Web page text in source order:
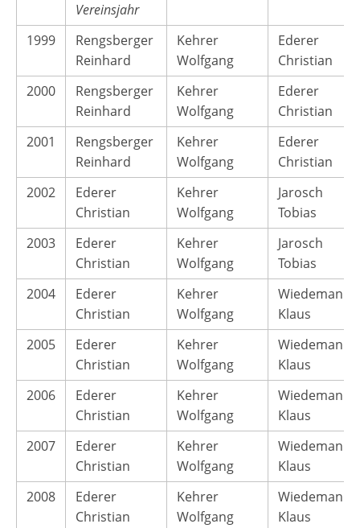
Vereinsjahr
1999
Rengsberger
Reinhard
Kehrer
Wolfgang
Ederer
Christian
2000
Rengsberger
Reinhard
Kehrer
Wolfgang
Ederer
Christian
2001
Rengsberger
Reinhard
Kehrer
Wolfgang
Ederer
Christian
2002
Ederer
Christian
Kehrer
Wolfgang
Jarosch
Tobias
2003
Ederer
Christian
Kehrer
Wolfgang
Jarosch
Tobias
2004
Ederer
Christian
Kehrer
Wolfgang
Wiedemann
Klaus
2005
Ederer
Christian
Kehrer
Wolfgang
Wiedemann
Klaus
2006
Ederer
Christian
Kehrer
Wolfgang
Wiedemann
Klaus
2007
Ederer
Christian
Kehrer
Wolfgang
Wiedemann
Klaus
2008
Ederer
Christian
Kehrer
Wolfgang
Wiedemann
Klaus